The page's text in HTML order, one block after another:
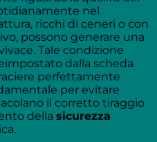
nel
ricchi di ceneri o con
possono generare una
Tale condizione
dalla scheda
perfettamente
per evitare
il corretto tiraggio
della sicurezza